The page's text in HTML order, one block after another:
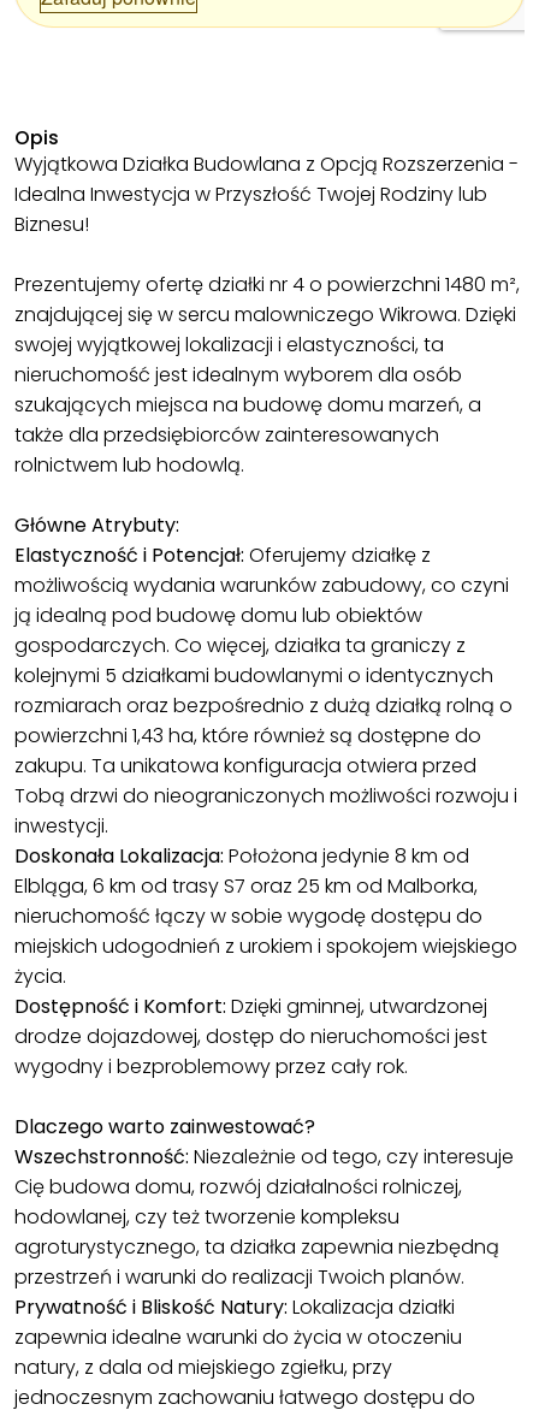
Opis
Wyjątkowa Działka Budowlana z Opcją Rozszerzenia -
Idealna Inwestycja w Przyszłość Twojej Rodziny lub
Biznesu!
Prezentujemy ofertę działki nr 4 o powierzchni 1480 m²,
znajdującej się w sercu malowniczego Wikrowa. Dzięki
swojej wyjątkowej lokalizacji i elastyczności, ta
nieruchomość jest idealnym wyborem dla osób
szukających miejsca na budowę domu marzeń, a
także dla przedsiębiorców zainteresowanych
rolnictwem lub hodowlą.
Główne Atrybuty:
Elastyczność i Potencjał: Oferujemy działkę z
możliwością wydania warunków zabudowy, co czyni
ją idealną pod budowę domu lub obiektów
gospodarczych. Co więcej, działka ta graniczy z
kolejnymi 5 działkami budowlanymi o identycznych
rozmiarach oraz bezpośrednio z dużą działką rolną o
powierzchni 1,43 ha, które również są dostępne do
zakupu. Ta unikatowa konfiguracja otwiera przed
Tobą drzwi do nieograniczonych możliwości rozwoju i
inwestycji.
Doskonała Lokalizacja: Położona jedynie 8 km od
Elbląga, 6 km od trasy S7 oraz 25 km od Malborka,
nieruchomość łączy w sobie wygodę dostępu do
miejskich udogodnień z urokiem i spokojem wiejskiego
życia.
Dostępność i Komfort: Dzięki gminnej, utwardzonej
drodze dojazdowej, dostęp do nieruchomości jest
wygodny i bezproblemowy przez cały rok.
Dlaczego warto zainwestować?
Wszechstronność: Niezależnie od tego, czy interesuje
Cię budowa domu, rozwój działalności rolniczej,
hodowlanej, czy też tworzenie kompleksu
agroturystycznego, ta działka zapewnia niezbędną
przestrzeń i warunki do realizacji Twoich planów.
Prywatność i Bliskość Natury: Lokalizacja działki
zapewnia idealne warunki do życia w otoczeniu
natury, z dala od miejskiego zgiełku, przy
jednoczesnym zachowaniu łatwego dostępu do